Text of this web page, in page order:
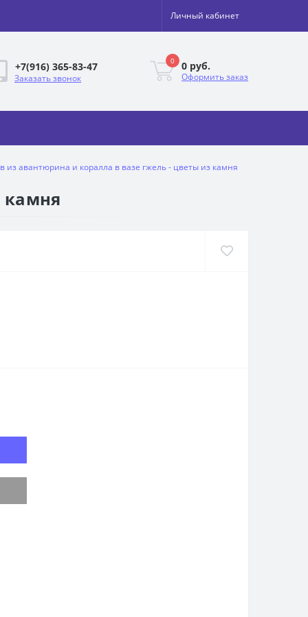
Личный кабинет
+7(916) 365-83-47
Заказать звонок
0 0 руб.
Оформить заказ
из авантюрина и коралла в вазе гжель - цветы из камня
камня